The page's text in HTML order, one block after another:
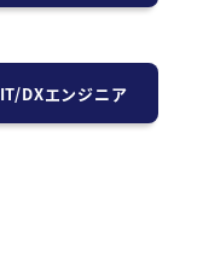
IT/DXエンジニア